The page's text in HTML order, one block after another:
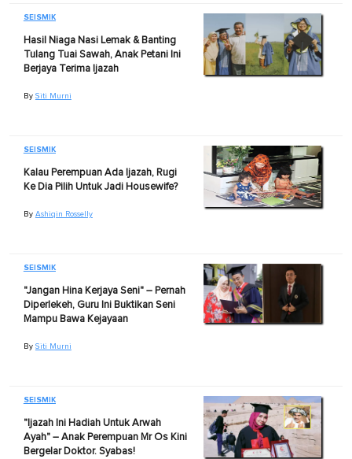
SEISMIK
Hasil Niaga Nasi Lemak & Banting
Tulang Tuai Sawah, Anak Petani Ini
Berjaya Terima Ijazah
By Siti Murni
SEISMIK
Kalau Perempuan Ada Ijazah, Rugi
Ke Dia Pilih Untuk Jadi Housewife?
By Ashiqin Rosselly
SEISMIK
"Jangan Hina Kerjaya Seni" – Pernah
Diperlekeh, Guru Ini Buktikan Seni
Mampu Bawa Kejayaan
By Siti Murni
SEISMIK
"Ijazah Ini Hadiah Untuk Arwah
Ayah" – Anak Perempuan Mr Os Kini
Bergelar Doktor. Syabas!